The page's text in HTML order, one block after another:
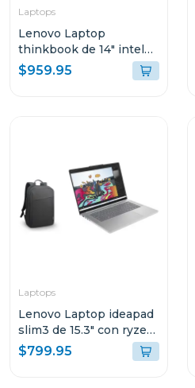
Laptops
Lenovo Laptop
thinkbook de 14" intel
core i7 512GB SSD
21DH00M8GJ
$959.95
Laptops
Lenovo Laptop ideapad
slim3 de 15.3" con ryzen
7 24gb ram y 512gb ssd
windows 11
$799.95